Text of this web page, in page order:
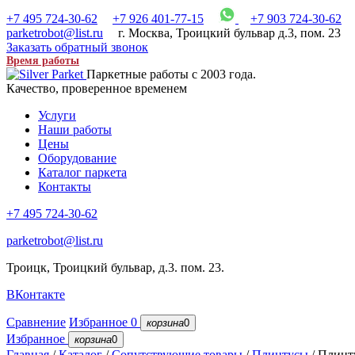
+7 495 724-30-62 +7 926 401-77-15
+7 903 724-30-62
parketrobot@list.ru
г. Москва, Троицкий бульвар д.3, пом. 23
Заказать обратный звонок
Время работы
Паркетные работы с 2003 года.
Качество, проверенное временем
Услуги
Наши работы
Цены
Оборудование
Каталог паркета
Контакты
+7 495 724-30-62
parketrobot@list.ru
Троицк, Троицкий бульвар, д.3. пом. 23.
ВКонтакте
Сравнение Избранное 0 корзина0
Избранное корзина0